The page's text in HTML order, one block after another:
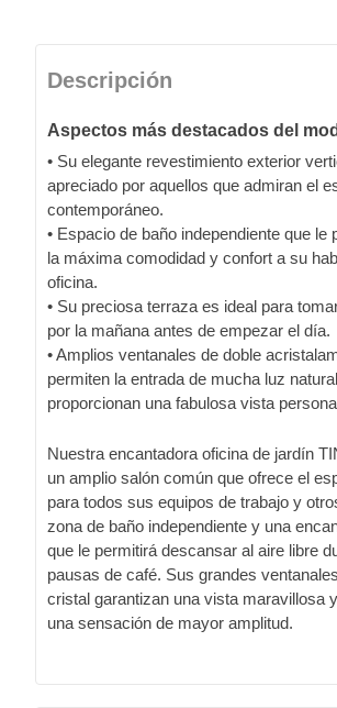
Descripción
Aspectos más destacados del
• Su elegante revestimiento exterior
apreciado por aquellos que admiran el
contemporáneo.
• Espacio de baño independiente que le
la máxima comodidad y confort a su
oficina.
• Su preciosa terraza es ideal para
por la mañana antes de empezar el día.
• Amplios ventanales de doble
permiten la entrada de mucha luz
proporcionan una fabulosa vista
Nuestra encantadora oficina de jardín
un amplio salón común que ofrece el
para todos sus equipos de trabajo y
zona de baño independiente y una
que le permitirá descansar al aire libre
pausas de café. Sus grandes
cristal garantizan una vista maravillosa
una sensación de mayor amplitud.